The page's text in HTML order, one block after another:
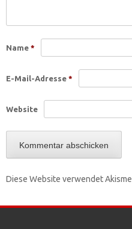
Name *
E-Mail-Adresse *
Website
Diese Website verwendet